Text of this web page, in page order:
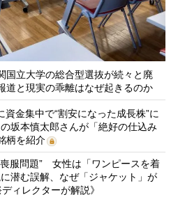
国立大学の総合型選抜が続々と廃
と現実の乖離はなぜ起きるのか
金集中で“割安になった成長株”に
坂本慎太郎さんが「絶好の仕込み
柄を紹介
服問題” 女性は「ワンピースを着
潜む誤解、なぜ「ジャケット」が
ィレクターが解説》